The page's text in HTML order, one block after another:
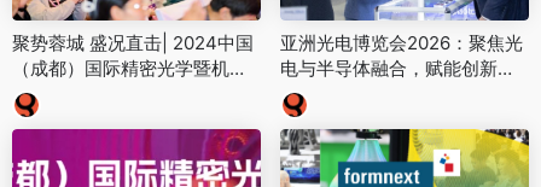
聚势蓉城 盛况直击| 2024中国
（成都）国际精密光学暨机器
视觉技术应用大会盛大开幕！
亚洲光电博览会2026：聚焦光
电与半导体融合，赋能创新生
态，下周新加坡盛大开幕